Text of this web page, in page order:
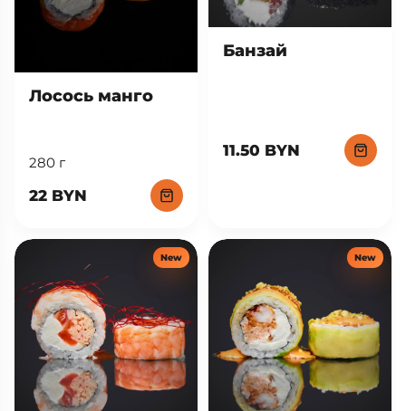
Лосось манго
280 г
22 BYN
Банзай
11.50 BYN
New New